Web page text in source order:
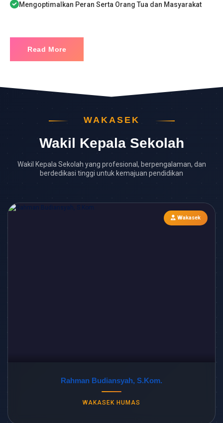
Mengoptimalkan Peran Serta Orang Tua dan Masyarakat
Read More
WAKASEK
Wakil Kepala Sekolah
Wakil Kepala Sekolah yang profesional, berpengalaman, dan
berdedikasi tinggi untuk kemajuan pendidikan
Wakasek
Rahman Budiansyah, S.Kom.
WAKASEK HUMAS